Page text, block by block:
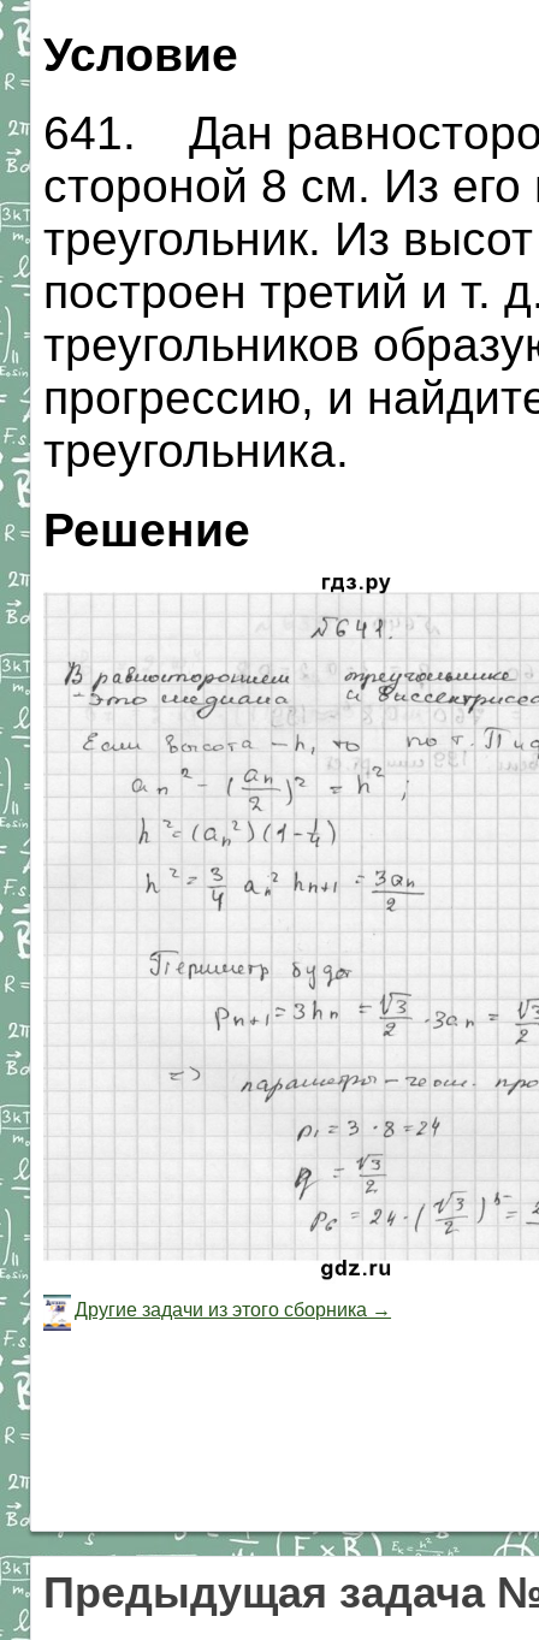
Условие
641. Дан
стороной 8 см. Из
треугольник. Из
построен третий и т.
треугольников
прогрессию, и
треугольника.
Решение
Другие задачи из этого сборника →
Предыдущая задача